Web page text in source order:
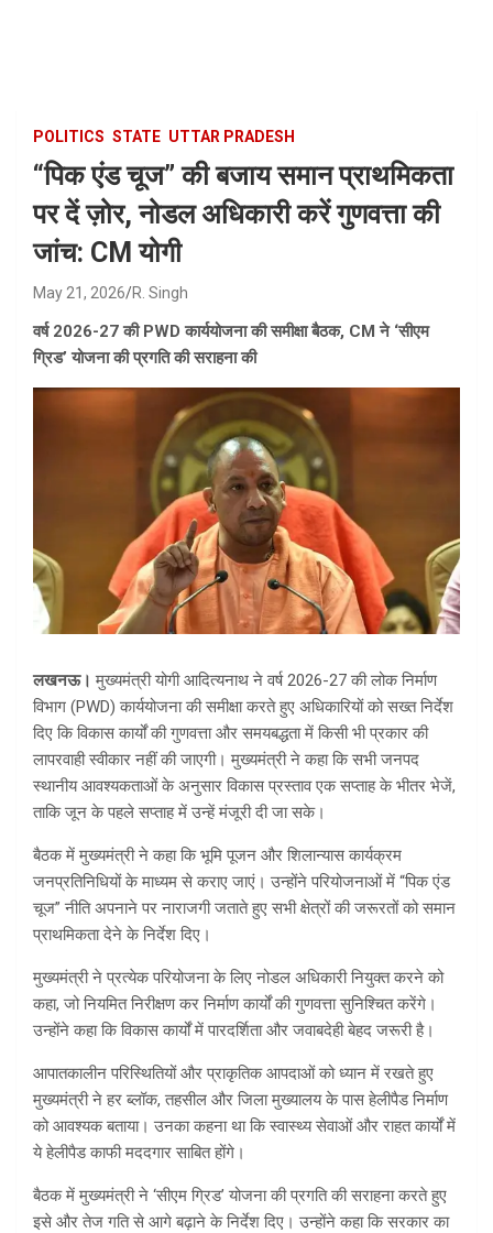
POLITICS STATE UTTAR PRADESH
“पिक एंड चूज” की बजाय समान प्राथमिकता
पर दें ज़ोर, नोडल अधिकारी करें गुणवत्ता की
जांच: CM योगी
May 21, 2026 R. Singh
वर्ष 2026-27 की PWD कार्ययोजना की समीक्षा बैठक, CM ने ‘सीएम
ग्रिड’ योजना की प्रगति की सराहना की
लखनऊ। मुख्यमंत्री योगी आदित्यनाथ ने वर्ष 2026-27 की लोक निर्माण
विभाग (PWD) कार्ययोजना की समीक्षा करते हुए अधिकारियों को सख्त निर्देश
दिए कि विकास कार्यों की गुणवत्ता और समयबद्धता में किसी भी प्रकार की
लापरवाही स्वीकार नहीं की जाएगी। मुख्यमंत्री ने कहा कि सभी जनपद
स्थानीय आवश्यकताओं के अनुसार विकास प्रस्ताव एक सप्ताह के भीतर भेजें,
ताकि जून के पहले सप्ताह में उन्हें मंजूरी दी जा सके।
बैठक में मुख्यमंत्री ने कहा कि भूमि पूजन और शिलान्यास कार्यक्रम
जनप्रतिनिधियों के माध्यम से कराए जाएं। उन्होंने परियोजनाओं में “पिक एंड
चूज” नीति अपनाने पर नाराजगी जताते हुए सभी क्षेत्रों की जरूरतों को समान
प्राथमिकता देने के निर्देश दिए।
मुख्यमंत्री ने प्रत्येक परियोजना के लिए नोडल अधिकारी नियुक्त करने को
कहा, जो नियमित निरीक्षण कर निर्माण कार्यों की गुणवत्ता सुनिश्चित करेंगे।
उन्होंने कहा कि विकास कार्यों में पारदर्शिता और जवाबदेही बेहद जरूरी है।
आपातकालीन परिस्थितियों और प्राकृतिक आपदाओं को ध्यान में रखते हुए
मुख्यमंत्री ने हर ब्लॉक, तहसील और जिला मुख्यालय के पास हेलीपैड निर्माण
को आवश्यक बताया। उनका कहना था कि स्वास्थ्य सेवाओं और राहत कार्यों में
ये हेलीपैड काफी मददगार साबित होंगे।
बैठक में मुख्यमंत्री ने ‘सीएम ग्रिड’ योजना की प्रगति की सराहना करते हुए
इसे और तेज गति से आगे बढ़ाने के निर्देश दिए। उन्होंने कहा कि सरकार का